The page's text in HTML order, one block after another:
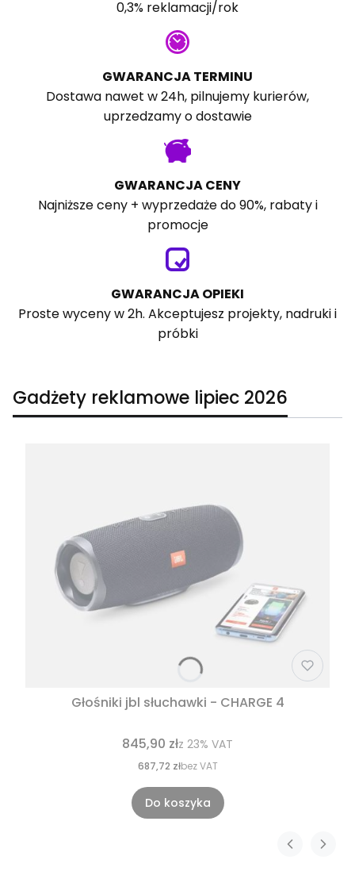
0,3% reklamacji/rok
GWARANCJA TERMINU
Dostawa nawet w 24h, pilnujemy kurierów,
uprzedzamy o dostawie
GWARANCJA CENY
Najniższe ceny + wyprzedaże do 90%, rabaty i
promocje
GWARANCJA OPIEKI
Proste wyceny w 2h. Akceptujesz projekty, nadruki i
próbki
Gadżety reklamowe lipiec 2026
Głośniki jbl słuchawki - CHARGE 4
845,90 złz 23% VAT
687,72 złbez VAT
Do koszyka